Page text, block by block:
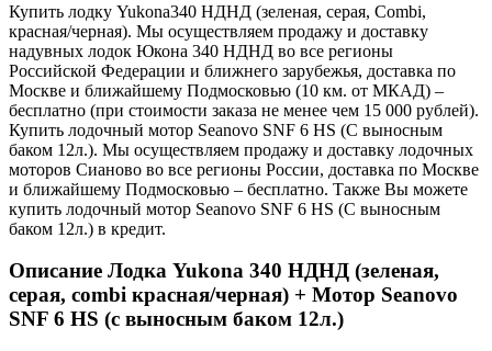
Купить лодку Yukona340 НДНД (зеленая, серая, Combi,
красная/черная). Мы осуществляем продажу и доставку
надувных лодок Юкона 340 НДНД во все регионы
Российской Федерации и ближнего зарубежья, доставка по
Москве и ближайшему Подмосковью (10 км. от МКАД) –
бесплатно (при стоимости заказа не менее чем 15 000 рублей).
Купить лодочный мотор Seanovo SNF 6 HS (С выносным
баком 12л.). Мы осуществляем продажу и доставку лодочных
моторов Сианово во все регионы России, доставка по Москве
и ближайшему Подмосковью – бесплатно. Также Вы можете
купить лодочный мотор Seanovo SNF 6 HS (С выносным
баком 12л.) в кредит.
Описание Лодка Yukona 340 НДНД (зеленая,
серая, combi красная/черная) + Мотор Seanovo
SNF 6 HS (с выносным баком 12л.)